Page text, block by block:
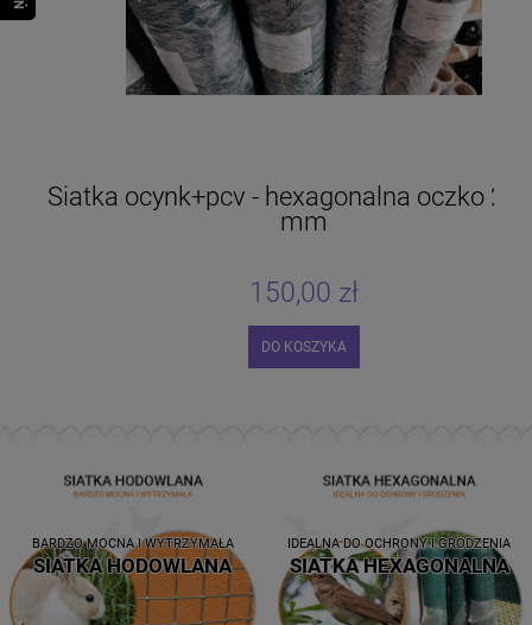
Siatka ocynk+pcv - hexagonalna oczko
mm
150,00 zł
DO KOSZYKA
BARDZO MOCNA I WYTRZYMAŁA
SIATKA HODOWLANA
IDEALNA DO OCHRONY I GRODZENIA
SIATKA HEXAGONALNA